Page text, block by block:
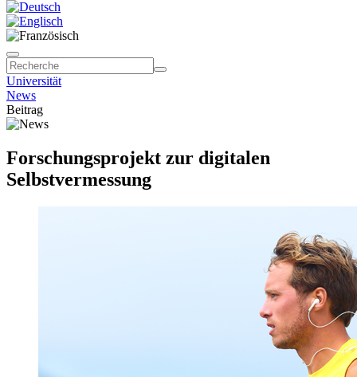
Universität
News
Beitrag
Forschungsprojekt zur digitalen
Selbstvermessung